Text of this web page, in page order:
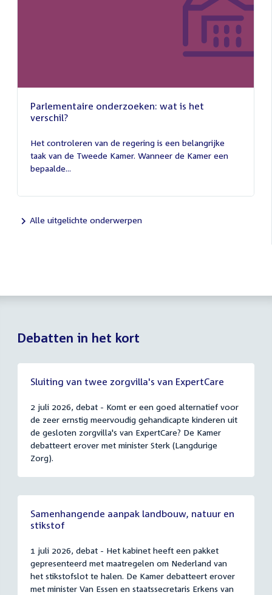
Parlementaire onderzoeken: wat is het
verschil?
juli
2026
Het controleren van de regering is een belangrijke
taak van de Tweede Kamer. Wanneer de Kamer een
bepaalde...
Alle uitgelichte onderwerpen
Debatten in het kort
Sluiting van twee zorgvilla's van ExpertCare
2 juli 2026, debat - Komt er een goed alternatief voor
de zeer ernstig meervoudig gehandicapte kinderen uit
de gesloten zorgvilla's van ExpertCare? De Kamer
debatteert erover met minister Sterk (Langdurige
Zorg).
Samenhangende aanpak landbouw, natuur en
stikstof
1 juli 2026, debat - Het kabinet heeft een pakket
gepresenteerd met maatregelen om Nederland van
het stikstofslot te halen. De Kamer debatteert erover
met minister Van Essen en staatssecretaris Erkens van